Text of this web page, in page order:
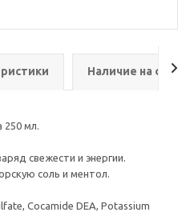
Наличие на
250 мл.
свежести и энергии.
соль и ментол.
Cocamide DEA, Potassium